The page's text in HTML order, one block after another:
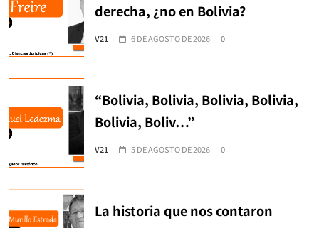
derecha, ¿no en Bolivia?
V21 6 DE AGOSTO DE 2026 0
“Bolivia, Bolivia, Bolivia, Bolivia,
Bolivia, Boliv…”
V21 5 DE AGOSTO DE 2026 0
La historia que nos contaron